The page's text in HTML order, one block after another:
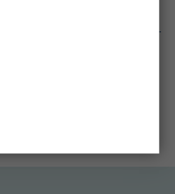
traitement volumique